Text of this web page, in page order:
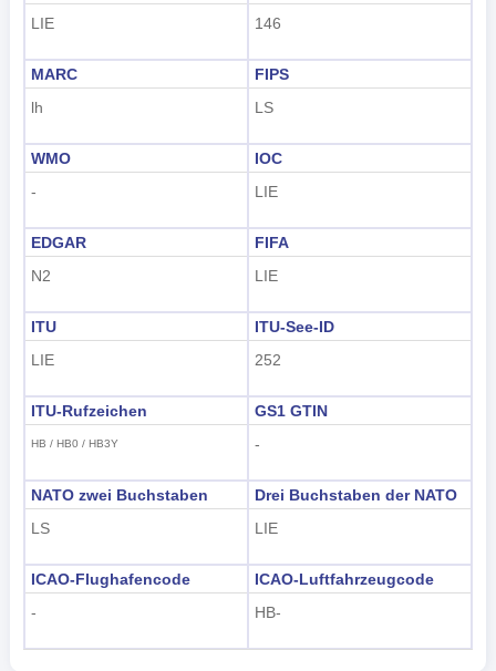
LIE
146
MARC
lh
FIPS
LS
WMO
-
IOC
LIE
EDGAR
N2
FIFA
LIE
ITU
LIE
ITU-See-ID
252
ITU-Rufzeichen
HB / HB0 / HB3Y
GS1 GTIN
-
NATO zwei Buchstaben
LS
Drei Buchstaben der NATO
LIE
ICAO-Flughafencode
-
ICAO-Luftfahrzeugcode
HB-